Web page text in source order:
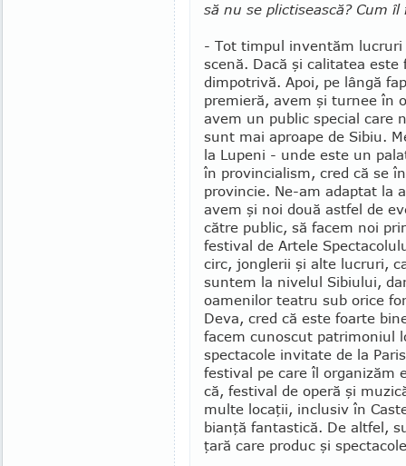
să nu se plictisească? Cum îl
- Tot timpul inventăm
scenă. Dacă şi calitatea
dimpotrivă. Apoi, pe lângă
premieră, avem şi tur­nee în
avem un public special care
sunt mai aproape de Sibiu.
la Lupeni - unde este un
în provincialism, cred că se
provincie. Ne-am adaptat la
a­vem şi noi două ast­fel de
către pu­blic, să facem noi
festival de Arte­le
circ, jon­glerii şi alte lucruri,
suntem la nivelul Sibiului,
oamenilor teatru sub orice
Deva, cred că este foarte
facem cu­nos­cut patrimoniul
spectacole invitate de la
festival pe care îl orga­nizăm
că, festival de operă şi
multe locaţii, inclusiv în
bianţă fantastică. De altfel,
ţară care produc şi